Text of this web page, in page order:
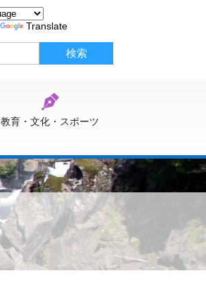
Translate
教育・文化・スポーツ